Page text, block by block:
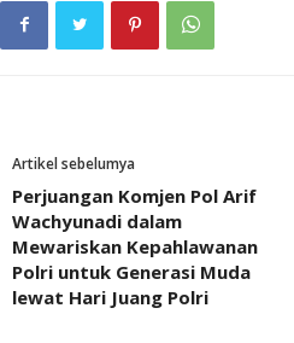
Artikel sebelumya
Perjuangan Komjen Pol Arif
Wachyunadi dalam
Mewariskan Kepahlawanan
Polri untuk Generasi Muda
lewat Hari Juang Polri